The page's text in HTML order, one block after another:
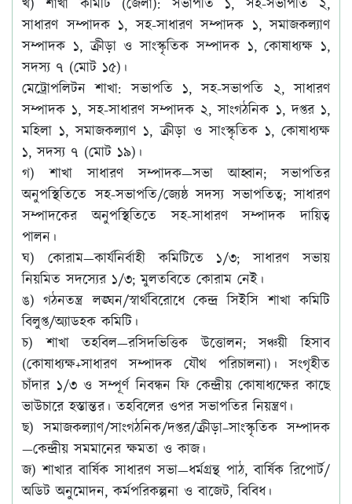
খ) শাখা কমিটি (জেলা): সভাপতি ১, সহ-সভাপতি ২,
সাধারণ সম্পাদক ১, সহ-সাধারণ সম্পাদক ১, সমাজকল্যাণ
সম্পাদক ১, ক্রীড়া ও সাংস্কৃতিক সম্পাদক ১, কোষাধ্যক্ষ ১,
সদস্য ৭ (মোট ১৫)।
মেট্রোপলিটন শাখা: সভাপতি ১, সহ-সভাপতি ২, সাধারণ
সম্পাদক ১, সহ-সাধারণ সম্পাদক ২, সাংগঠনিক ১, দপ্তর ১,
মহিলা ১, সমাজকল্যাণ ১, ক্রীড়া ও সাংস্কৃতিক ১, কোষাধ্যক্ষ
১, সদস্য ৭ (মোট ১৯)।
গ) শাখা সাধারণ সম্পাদক—সভা আহ্বান; সভাপতির
অনুপস্থিতিতে সহ-সভাপতি/জ্যেষ্ঠ সদস্য সভাপতিত্ব; সাধারণ
সম্পাদকের অনুপস্থিতিতে সহ-সাধারণ সম্পাদক দায়িত্ব
পালন।
ঘ) কোরাম—কার্যনির্বাহী কমিটিতে ১/৩; সাধারণ সভায়
নিয়মিত সদস্যের ১/৩; মুলতবিতে কোরাম নেই।
ঙ) গঠনতন্ত্র লঙ্ঘন/স্বার্থবিরোধে কেন্দ্র সিইসি শাখা কমিটি
বিলুপ্ত/অ্যাডহক কমিটি।
চ) শাখা তহবিল—রসিদভিত্তিক উত্তোলন; সঞ্চয়ী হিসাব
(কোষাধ্যক্ষ+সাধারণ সম্পাদক যৌথ পরিচালনা)। সংগৃহীত
চাঁদার ১/৩ ও সম্পূর্ণ নিবন্ধন ফি কেন্দ্রীয় কোষাধ্যক্ষের কাছে
ভাউচারে হস্তান্তর। তহবিলের ওপর সভাপতির নিয়ন্ত্রণ।
ছ) সমাজকল্যাণ/সাংগঠনিক/দপ্তর/ক্রীড়া–সাংস্কৃতিক সম্পাদক
—কেন্দ্রীয় সমমানের ক্ষমতা ও কাজ।
জ) শাখার বার্ষিক সাধারণ সভা—ধর্মগ্রন্থ পাঠ, বার্ষিক রিপোর্ট/
অডিট অনুমোদন, কর্মপরিকল্পনা ও বাজেট, বিবিধ।